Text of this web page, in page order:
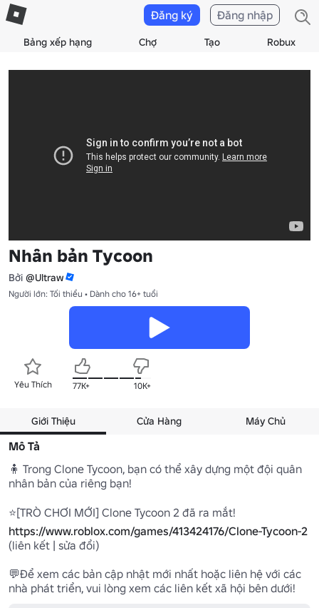
Bảng xếp hạng Chợ Tạo Robux
Đăng ký Đăng nhập
Nhân bản Tycoon
Bởi @Ultraw
Người lớn: Tối thiểu • Dành cho 16+ tuổi
Yêu Thích 77K+ 10K+
Giới Thiệu Cửa Hàng Máy Chủ
Mô Tả
🧍 Trong Clone Tycoon, bạn có thể xây dựng một đội quân
nhân bản của riêng bạn!
https://www.roblox.com/games/413424176/Clone-Tycoon-2
(liên kết | sửa đổi)
💬Để xem các bản cập nhật mới nhất hoặc liên hệ với các
nhà phát triển, vui lòng xem các liên kết xã hội bên dưới!